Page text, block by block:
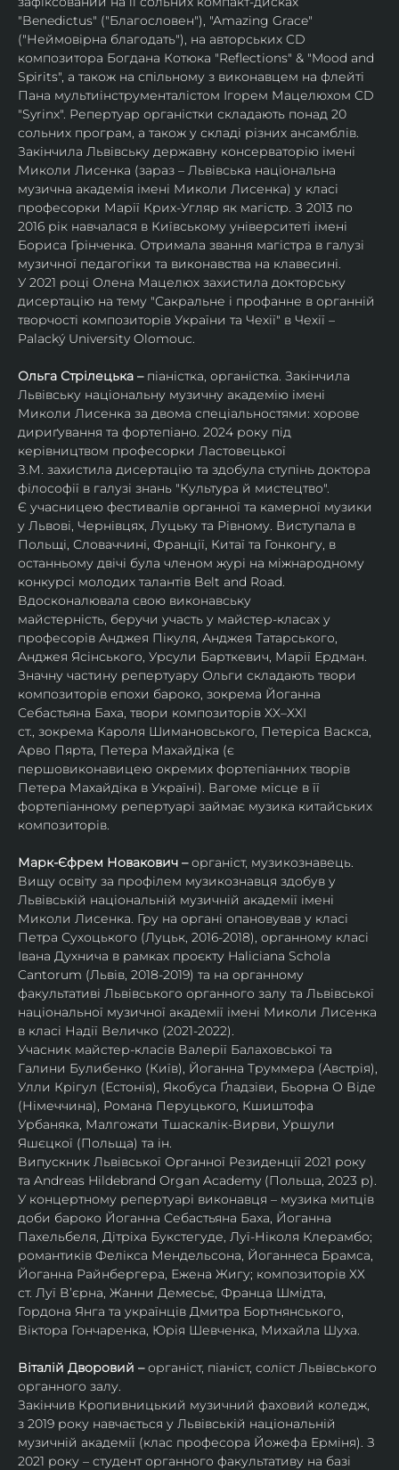
"Benedictus" ("Благословен"), "Amazing Grace"
("Неймовірна благодать"), на авторських CD
композитора Богдана Котюка "Reflections" & "Mood and
Spirits", а також на спільному з виконавцем на флейті
Пана мультиінструменталістом Ігорем Мацелюхом CD
"Syrinx". Репертуар органістки складають понад 20
сольних програм, а також у складі різних ансамблів.
Закінчила Львівську державну консерваторію імені
Миколи Лисенка (зараз – Львівська національна
музична академія імені Миколи Лисенка) у класі
професорки Марії Крих-Угляр як магістр. З 2013 по
2016 рік навчалася в Київському університеті імені
Бориса Грінченка. Отримала звання магістра в галузі
музичної педагогіки та виконавства на клавесині.
У 2021 році Олена Мацелюх захистила докторську
дисертацію на тему "Сакральне і профанне в органній
творчості композиторів України та Чехії" в Чехії –
Palacký University Olomouc.
Ольга Стрілецька – піаністка, органістка. Закінчила
Львівську національну музичну академію імені
Миколи Лисенка за двома спеціальностями: хорове
дириґування та фортепіано. 2024 року під
керівництвом професорки Ластовецької
З.М. захистила дисертацію та здобула ступінь доктора
філософії в галузі знань "Культура й мистецтво".
Є учасницею фестивалів органної та камерної музики
у Львові, Чернівцях, Луцьку та Рівному. Виступала в
Польщі, Словаччині, Франції, Китаї та Гонконгу, в
останньому двічі була членом журі на міжнародному
конкурсі молодих талантів Belt and Road.
Вдосконалювала свою виконавську
майстерність, беручи участь у майстер-класах у
професорів Анджея Пікуля, Анджея Татарського,
Анджея Ясінського, Урсули Барткевич, Марії Ердман.
Значну частину репертуару Ольги складають твори
композиторів епохи бароко, зокрема Йоганна
Себастьяна Баха, твори композиторів XX–XXI
ст., зокрема Кароля Шимановського, Петеріса Васкса,
Арво Пярта, Петера Махайдіка (є
першовиконавицею окремих фортепіанних творів
Петера Махайдіка в Україні). Вагоме місце в її
фортепіанному репертуарі займає музика китайських
композиторів.
Марк-Єфрем Новакович – органіст, музикознавець.
Вищу освіту за профілем музикознавця здобув у
Львівській національній музичній академії імені
Миколи Лисенка. Гру на органі опановував у класі
Петра Сухоцького (Луцьк, 2016-2018), органному класі
Івана Духнича в рамках проєкту Haliciana Schola
Cantorum (Львів, 2018-2019) та на органному
факультативі Львівського органного залу та Львівської
національної музичної академії імені Миколи Лисенка
в класі Надії Величко (2021-2022).
Учасник майстер-класів Валерії Балаховської та
Галини Булибенко (Київ), Йоганна Труммера (Австрія),
Улли Крігул (Естонія), Якобуса Ґладзіви, Бьорна О Віде
(Німеччина), Романа Перуцького, Кшиштофа
Урбаняка, Малгожати Тшаскалік-Вирви, Уршули
Яшєцкої (Польща) та ін.
Випускник Львівської Органної Резиденції 2021 року
та Andreas Hildebrand Organ Academy (Польща, 2023 р).
У концертному репертуарі виконавця – музика митців
доби бароко Йоганна Себастьяна Баха, Йоганна
Пахельбеля, Дітріха Букстегуде, Луї-Ніколя Клерамбо;
романтиків Фелікса Мендельсона, Йоганнеса Брамса,
Йоганна Райнбергера, Ежена Жигу; композиторів ХХ
ст. Луї В’єрна, Жанни Демесьє, Франца Шмідта,
Гордона Янга та українців Дмитра Бортнянського,
Віктора Гончаренка, Юрія Шевченка, Михайла Шуха.
Віталій Дворовий – органіст, піаніст, соліст Львівського
органного залу.
Закінчив Кропивницький музичний фаховий коледж,
з 2019 року навчається у Львівській національній
музичній академії (клас професора Йожефа Ерміня). З
2021 року – студент органного факультативу на базі